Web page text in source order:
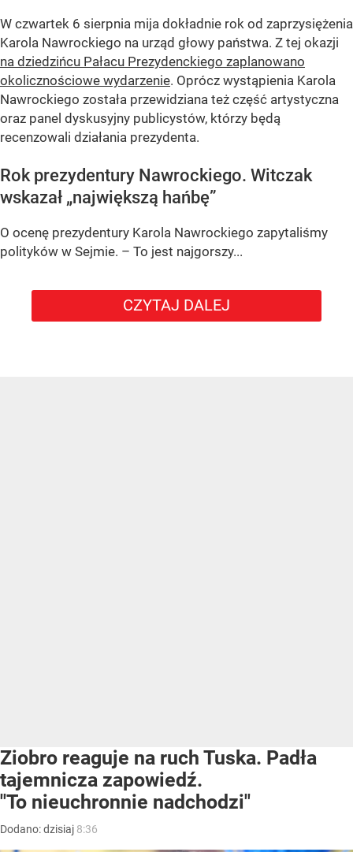
W czwartek 6 sierpnia mija dokładnie rok od zaprzysiężenia
Karola Nawrockiego na urząd głowy państwa. Z tej okazji
na dziedzińcu Pałacu Prezydenckiego zaplanowano
okolicznościowe wydarzenie. Oprócz wystąpienia Karola
Nawrockiego została przewidziana też część artystyczna
oraz panel dyskusyjny publicystów, którzy będą
recenzowali działania prezydenta.
Rok prezydentury Nawrockiego. Witczak
wskazał „największą hańbę”
O ocenę prezydentury Karola Nawrockiego zapytaliśmy
polityków w Sejmie. – To jest najgorszy...
CZYTAJ DALEJ
Ziobro reaguje na ruch Tuska. Padła
tajemnicza zapowiedź.
"To nieuchronnie nadchodzi"
Dodano:dzisiaj 8:36